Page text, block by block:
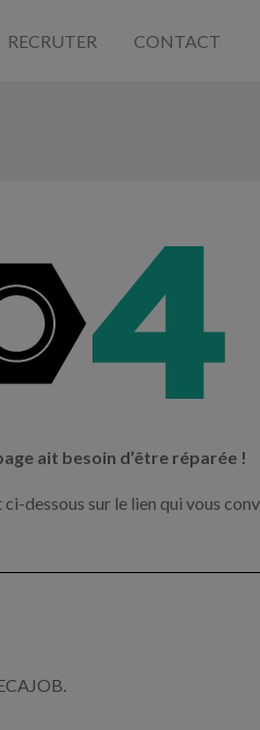
RECRUTER CONTACT
ait besoin d’être réparée !
dessous sur le lien qui vous